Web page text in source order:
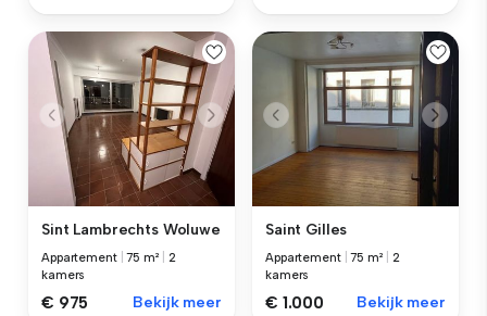
Sint Lambrechts Woluwe
Appartement |75 m²
2
kamers
€ 975 Bekijk meer
Saint Gilles
Appartement |75 m²
2
kamers
€ 1.000 Bekijk meer